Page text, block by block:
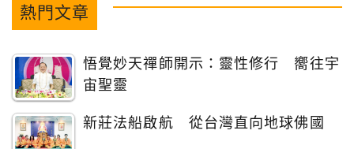
熱門文章
悟覺妙天禪師開示：靈性修行 嚮往宇
宙聖靈
新莊法船啟航 從台灣直向地球佛國